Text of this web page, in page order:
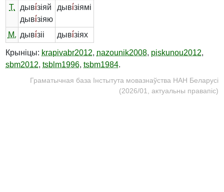
Т.
дыві́зіяй
дыві́зіяю
дыві́зіямі
М. дыві́зіі дыві́зіях
Крыніцы: krapivabr2012, nazounik2008, piskunou2012,
sbm2012, tsblm1996, tsbm1984.
Граматычная база Інстытута мовазнаўства НАН Беларусі
(2026/01, актуальны правапіс)